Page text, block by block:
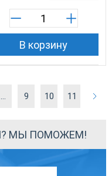
В корзину
... 9 10 11
МЫ ПОМОЖЕМ!